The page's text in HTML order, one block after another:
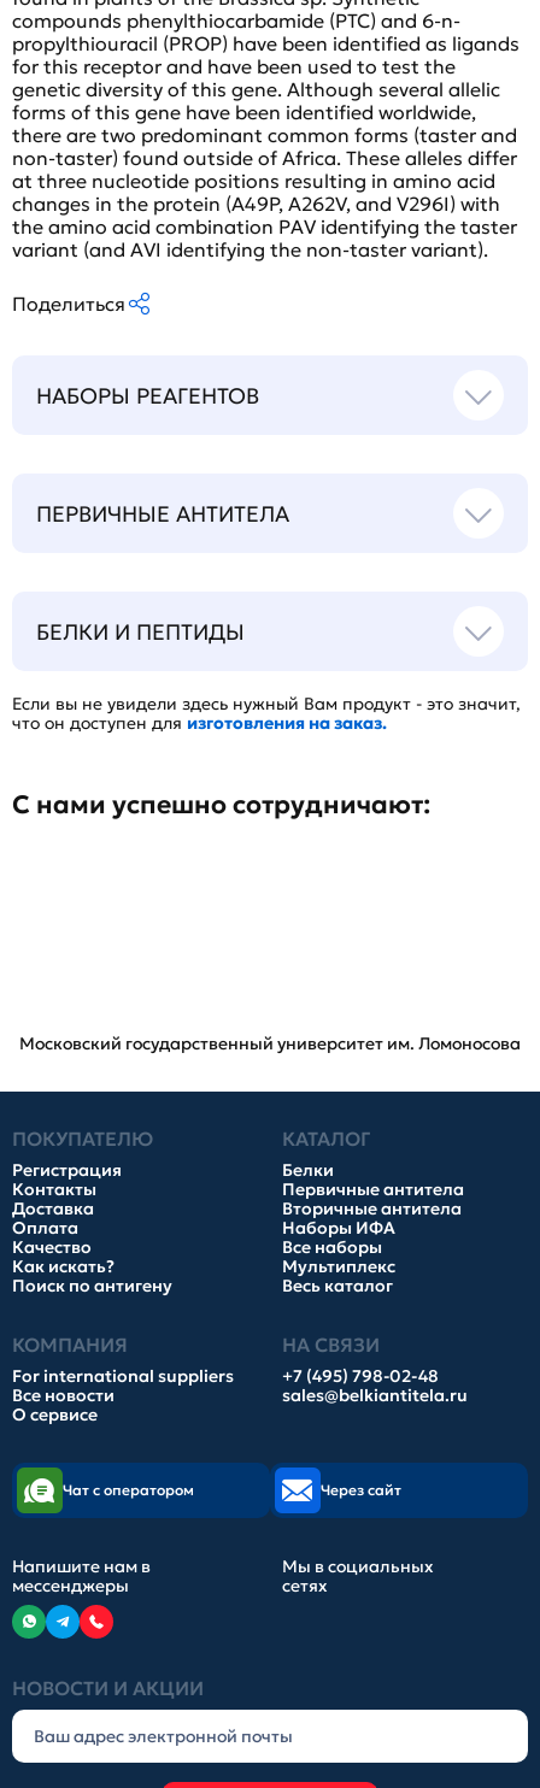
compounds phenylthiocarbamide (PTC) and 6-n-
propylthiouracil (PROP) have been identified as ligands
for this receptor and have been used to test the
genetic diversity of this gene. Although several allelic
forms of this gene have been identified worldwide,
there are two predominant common forms (taster and
non-taster) found outside of Africa. These alleles differ
at three nucleotide positions resulting in amino acid
changes in the protein (A49P, A262V, and V296I) with
the amino acid combination PAV identifying the taster
variant (and AVI identifying the non-taster variant).
Поделиться
НАБОРЫ РЕАГЕНТОВ
ПЕРВИЧНЫЕ АНТИТЕЛА
БЕЛКИ И ПЕПТИДЫ
Если вы не увидели здесь нужный Вам продукт - это значит,
что он доступен для изготовления на заказ.
С нами успешно сотрудничают:
Московский государственный университет им. Ломоносова
ПОКУПАТЕЛЮ
Регистрация
Контакты
Доставка
Оплата
Качество
Как искать?
Поиск по антигену
КАТАЛОГ
Белки
Первичные антитела
Вторичные антитела
Наборы ИФА
Все наборы
Мультиплекс
Весь каталог
КОМПАНИЯ
For international suppliers
Все новости
О сервисе
НА СВЯЗИ
+7 (495) 798-02-48
sales@belkiantitela.ru
НОВОСТИ И АКЦИИ
Чат с оператором Через сайт
Напишите нам в
мессенджеры
Мы в социальных
сетях